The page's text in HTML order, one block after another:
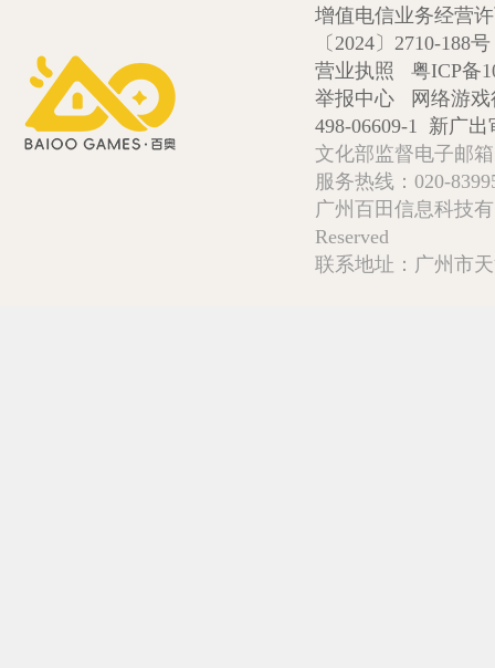
增值电信业务经营
〔2024〕2710-188号
营业执照
粤ICP备
举报中心
网络游
498-06609-1 新广出
文化部监督电子邮
服务热线：020-
广州百田信息科技
Reserved
联系地址：广州市